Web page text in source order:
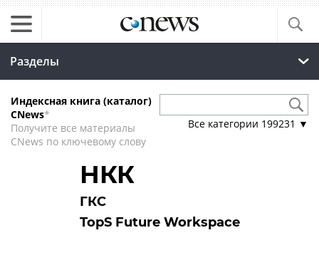
Разделы
Индексная книга (каталог)
CNews*
Получите все материалы
CNews по ключевому слову
Все категории 199231 ▼
НКК
ГКС
TopS Future Workspace